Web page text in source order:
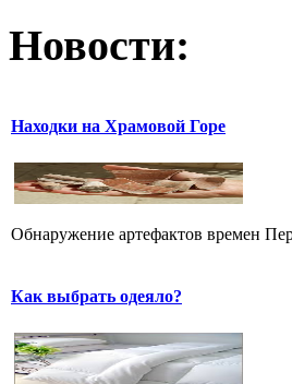
Новости:
Находки на Храмовой Горе
Обнаружение артефактов времен
Как выбрать одеяло?